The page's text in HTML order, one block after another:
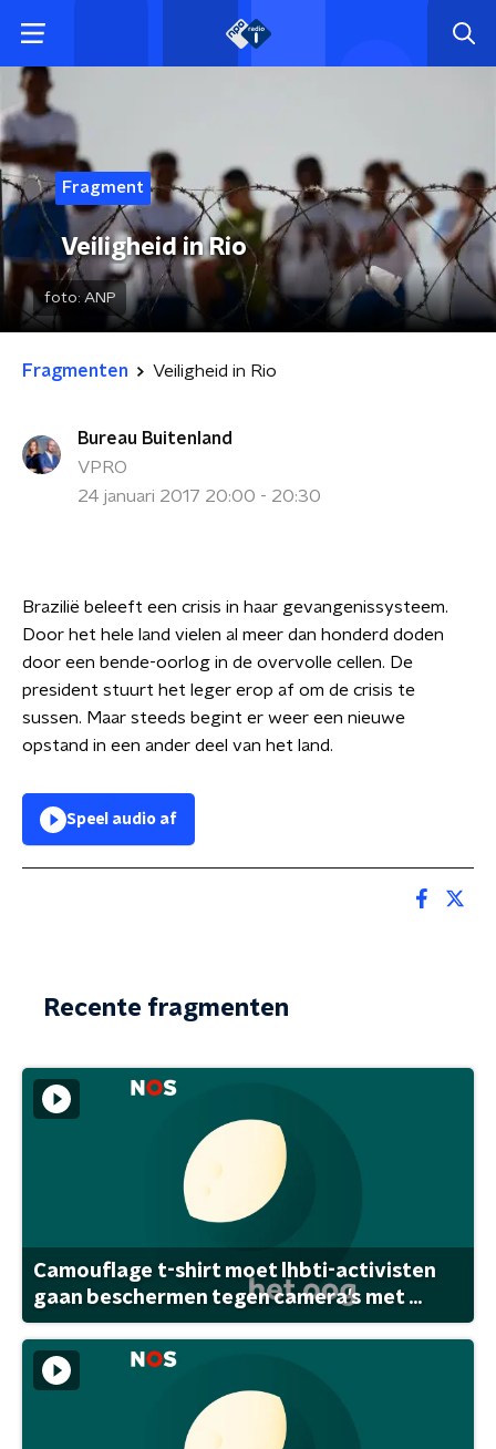
Fragment
Veiligheid in Rio
foto: ANP
Fragmenten Veiligheid in Rio
Bureau Buitenland
VPRO
24 januari 2017 20:00 - 20:30
Brazilië beleeft een crisis in haar gevangenissysteem.
Door het hele land vielen al meer dan honderd doden
door een bende-oorlog in de overvolle cellen. De
president stuurt het leger erop af om de crisis te
sussen. Maar steeds begint er weer een nieuwe
opstand in een ander deel van het land.
Speel audio af
Recente fragmenten
Camouflage t-shirt moet lhbti-activisten
gaan beschermen tegen camera's met ...